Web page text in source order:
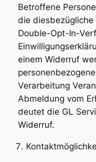
Betroffene
die
Double-Opt-In-
einem Widerruf
Verarbeitung
Abmeldung vom
deutet die GL
Widerruf.